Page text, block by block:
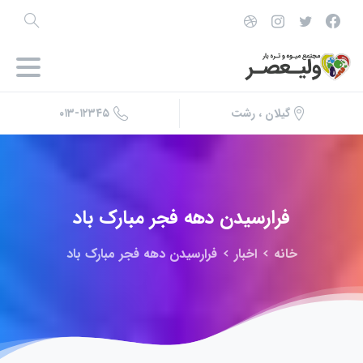
گیلان ، رشت ۰۱۳-۱۲۳۴۵
فرارسیدن دهه فجر مبارک باد
خانه اخبار فرارسیدن دهه فجر مبارک باد